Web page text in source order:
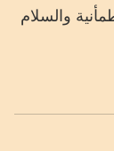
والسلام